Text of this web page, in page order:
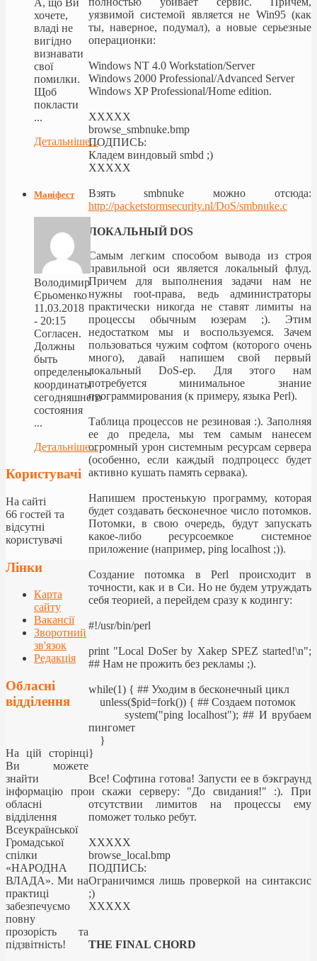
уязвимой системой является не Win95 (как
ты, наверное, подумал), а новые серьезные
операционки:
Windows NT 4.0 Workstation/Server
Windows 2000 Professional/Advanced Server
Windows XP Professional/Home edition.
XXXXX
browse_smbnuke.bmp
ПОДПИСЬ:
Кладем виндовый smbd ;)
XXXXX
Взять smbnuke можно отсюда:
http://packetstormsecurity.nl/DoS/smbnuke.c
ЛОКАЛЬНЫЙ DOS
Самым легким способом вывода из строя
правильной оси является локальный флуд.
Причем для выполнения задачи нам не
нужны root-права, ведь администраторы
практически никогда не ставят лимиты на
процессы обычным юзерам ;). Этим
недостатком мы и воспользуемся. Зачем
пользоваться чужим софтом (которого очень
много), давай напишем свой первый
локальный DoS-ер. Для этого нам
потребуется минимальное знание
программирования (к примеру, языка Perl).
Таблица процессов не резиновая :). Заполняя
ее до предела, мы тем самым нанесем
огромный урон системным ресурсам сервера
(особенно, если каждый подпроцесс будет
активно кушать память сервака).
Напишем простенькую программу, которая
будет создавать бесконечное число потомков.
Потомки, в свою очередь, будут запускать
какое-либо ресурсоемкое системное
приложение (например, ping localhost ;)).
Создание потомка в Perl происходит в
точности, как и в Си. Но не будем утруждать
себя теорией, а перейдем сразу к кодингу:
#!/usr/bin/perl
print "Local DoSer by Xakep SPEZ started!\n";
## Нам не прожить без рекламы ;).
while(1) { ## Уходим в бесконечный цикл
unless($pid=fork()) { ## Создаем потомок
system("ping localhost"); ## И врубаем
пингомет
}
}
Все! Софтина готова! Запусти ее в бэкграунд
и скажи серверу: "До свидания!" :). При
отсутствии лимитов на процессы ему
поможет только ребут.
XXXXX
browse_local.bmp
ПОДПИСЬ:
Ограничимся лишь проверкой на синтаксис
;)
XXXXX
THE FINAL CHORD
А, що Ви
хочете,
владі не
вигідно
визнавати
свої
помилки.
Щоб
покласти
...
Детальніше...
Маніфест
Володимир
Єрьоменко
11.03.2018
- 20:15
Согласен.
Должны
быть
определены
координаты
сегодняшнего
состояния
...
Детальніше...
Користувачі
На сайті
66 гостей та
відсутні
користувачі
Лінки
Карта
сайту
Вакансії
Зворотний
зв'язок
Редакція
Обласні
відділення
На цій сторінці
Ви можете
знайти
інформацію про
обласні
відділення
Всеукраїнської
Громадської
спілки
«НАРОДНА
ВЛАДА». Ми на
практиці
забезпечуємо
повну
прозорість та
підзвітність!